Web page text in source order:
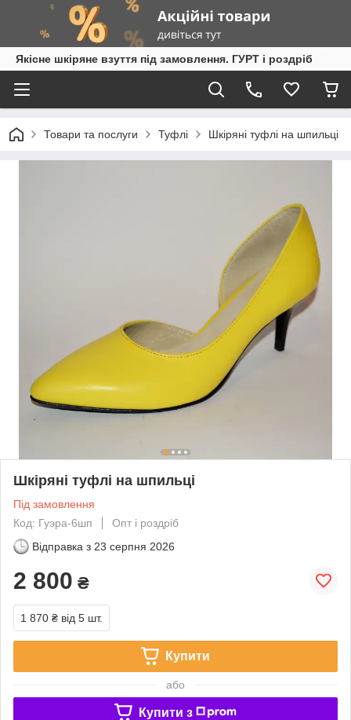
Якісне шкіряне взуття під замовлення. ГУРТ і роздріб
Товари та послуги Туфлі Шкіряні туфлі на шпильці
Шкіряні туфлі на шпильці
Під замовлення
Код: Гуэра-6шп
Опт і роздріб
Відправка з 23 серпня 2026
2 800 ₴
1 870 ₴ від 5 шт.
Купити
або
Купити з